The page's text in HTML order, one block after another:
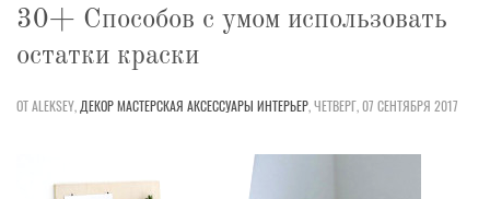
30+ Способов с умом использовать
остатки краски
ОТ ALEKSEY, ДЕКОРМАСТЕРСКАЯ АКСЕССУАРЫ ИНТЕРЬЕР,ЧЕТВЕРГ, 07 СЕНТЯБРЯ 2017